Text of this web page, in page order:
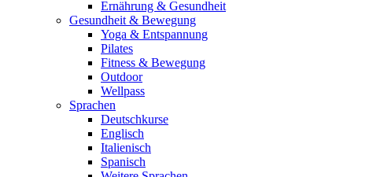
Ernährung & Gesundheit
Gesundheit & Bewegung
Yoga & Entspannung
Pilates
Fitness & Bewegung
Outdoor
Wellpass
Sprachen
Deutschkurse
Englisch
Italienisch
Spanisch